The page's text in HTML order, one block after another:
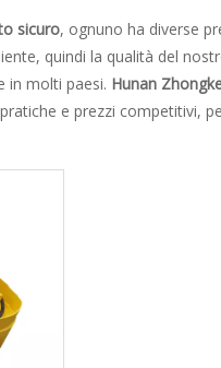
sicuro, ognuno ha diverse
quindi la qualità del
in molti paesi. Hunan
e prezzi competitivi,